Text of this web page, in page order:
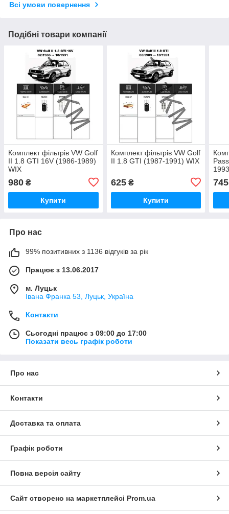
Всі умови повернення
Подібні товари компанії
Комплект фільтрів VW Golf
II 1.8 GTI 16V (1986-1989)
WIX
980 ₴
Купити
Комплект фільтрів VW Golf
II 1.8 GTI (1987-1991) WIX
625₴
Купити
745
Про нас
99% позитивних з 1136 відгуків за рік
Працює з 13.06.2017
м. Луцьк
Івана Франка 53, Луцьк, Україна
Контакти
Сьогодні працює з 09:00 до 17:00
Показати весь графік роботи
Про нас
Контакти
Доставка та оплата
Графік роботи
Повна версія сайту
Сайт створено на маркетплейсі Prom.ua